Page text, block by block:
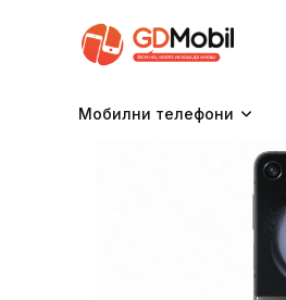
Мобилни телефони